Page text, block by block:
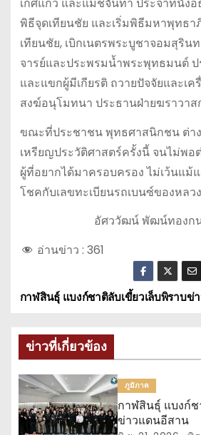
พิธีจุดเทียนชัย และเริ่มพิธีมหาพุทธา
เทียนชัย, เบิกเนตรพระบูชาจอมสุริน
จารย์และประพรมน้ำพระพุทธมนต์
และแขกผู้มีเกียรติ ถวายปัจจัยและเค
สงฆ์อนุโมทนา ประธานฝ่ายฆราวาส
ขณะที่ประชาชน พุทธศาสนิกชน ต่าง
เหรียญประวัติศาสตร์ครั้งนี้ จนไม่พอ
ผู้ที่อยากได้มาครอบครอง ไม่เว้นแม้
โชคกับเลขทะเบียนรถเบนซ์ของหลว
อัศววัฒน์ พัฒน์ทองก
อ่านข่าว : 361
แ
น
ะ
แ
น
กาฬสินธุ์ แบงก์ชาติลับเขี้ยวเล็บพิราบข่
ข่าวที่เกี่ยวข้อง
ภูมิภาค
กาฬสินธุ์ แบงก์ช
ข่าวแดนอีสาน